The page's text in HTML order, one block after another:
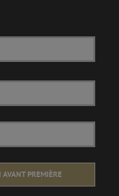
AVANT PREMIÈRE